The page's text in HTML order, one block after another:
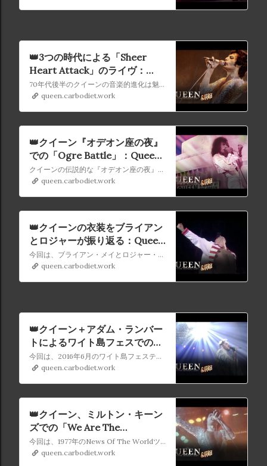
👑3つの時代による「Sheer
Heart Attack」のライヴ：
Queen The Greatest Live (エ
ピソード15)
70年代後半のクイーンの音楽的進化は魅力的であり、彼らのステージ衣装もその魅力的な旅に呼応しています。 今回のエピソードでは、ロジャー・テイラーによるヒット曲「Sheer Heart Attack」の3つの名演をコンパイルし、クイーンがいかに常に時代の先端を走っていたかを紹介します。
queen.carbodiet.work
👑クイーン『オデオン座の夜』
での「Ogre Battle」：Queen
The Greatest Live (エピソード
14)
クイーンの伝説的な『オデオン座の夜』のクラシックなパフォーマンスを楽しみながら、デザイナーのザンドラ・ローズによる素晴らしい作品を再確認し、グラムロックがクイーンが音楽だけでなく彼らのステージ衣装にどのような影響を与えたかをご覧下さい。
queen.carbodiet.work
👑クイーンの衣装をブライアン
とロジャーが振り返る：Queen
The Greatest Live (エピソード
13)
今回は、ブライアン・メイとロジャー・テイラーへの独占インタビューにて、クイーンの象徴的なライブ衣装について二人が振り返っています。
queen.carbodiet.work
👑クイーン＋アダム・ランバー
トによるワイト島フェスでの
「Who Wants To Live
Forever」：Queen The
Greatest Live (エピソード12)
今回は、2016年6月のワイト島フェスティバルの映像をご紹介。クイーン＋アダム・ランバートは、あらゆる手段を講じて、素晴らしい照明ディスプレイをバックに「Who Wants To Live Forever」の力強いパフォーマンスを披露しました。
queen.carbodiet.work
👑クイーン、ミルトン・キーン
ズでの「We Are The
Champions」：Queen The
Greatest Live (エピソード11)
今回は、1977年のNews Of The Worldツアーからの極めて貴重な映像をご紹介。「We Are The Champions」と壮大な照明ディスプレイが、いかにしたライヴを締めくくっていたのかを感じることができるはずです。
queen.carbodiet.work